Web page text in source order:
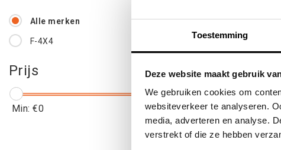
Toestemming
Deze website maakt gebruik
We gebruiken cookies om
websiteverkeer te analyseren.
media, adverteren en analyse.
verstrekt of die ze hebben
Alle merken
F-4X4
Prijs
Min: €0 Max: €700
TOYOTA
200,
€577,69
€699,00